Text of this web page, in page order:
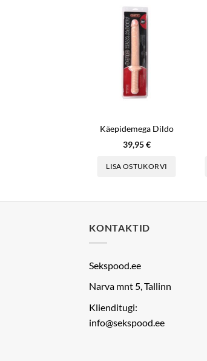
Käepidemega Dildo
39,95€
LISA OSTUKORVI
KONTAKTID
Sekspood.ee
Narva mnt 5, Tallinn
Klienditugi:
info@sekspood.ee